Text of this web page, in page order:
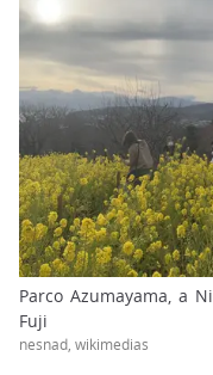
Parco Azumayama, a
Fuji
nesnad, wikimedias